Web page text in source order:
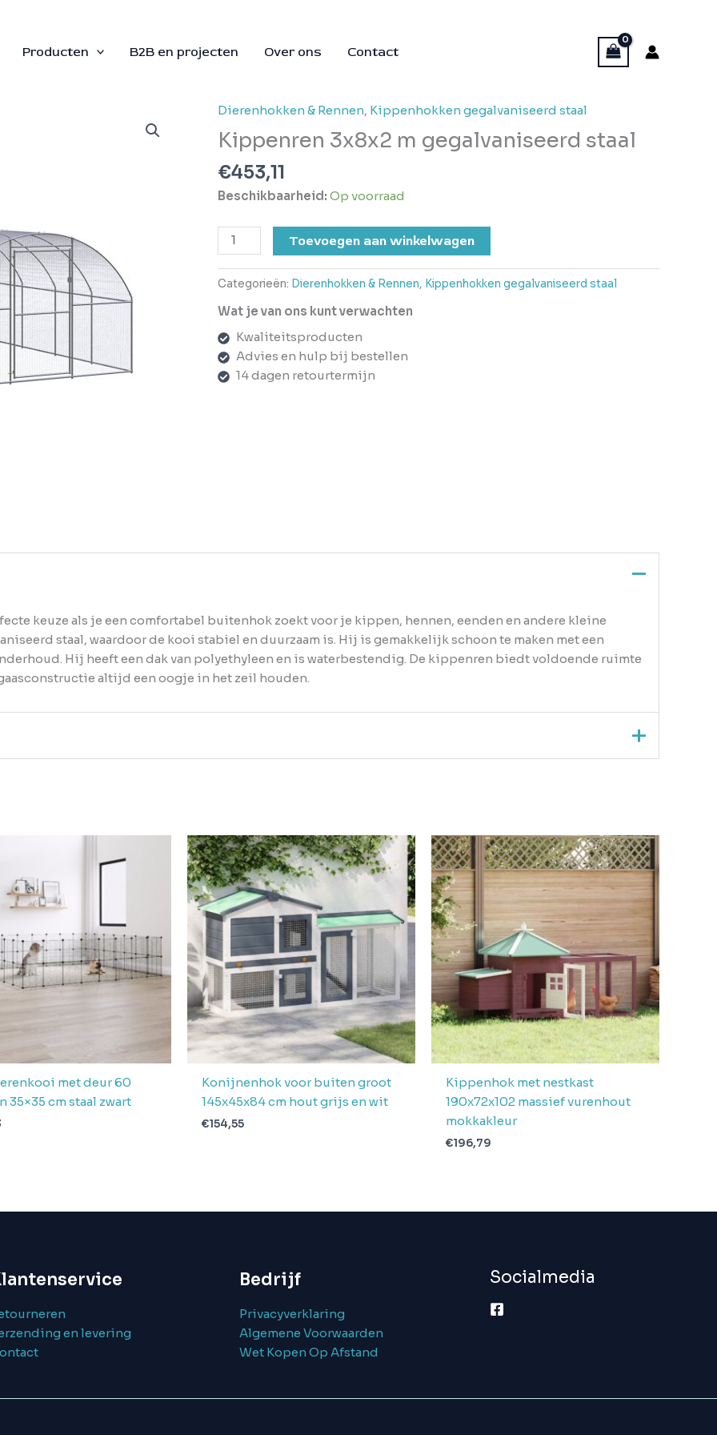
Producten B2B en projecten Over ons Contact
Dierenhokken & Rennen, Kippenhokken gegalvaniseerd staal
Kippenren 3x8x2 m gegalvaniseerd staal
€453,11
Beschikbaarheid: Op voorraad
Kippenren
3x8x2
m
gegalvaniseerd
staal
Toevoegen aan winkelwagen
Categorieën: Dierenhokken & Rennen, Kippenhokken gegalvaniseerd staal
Wat je van ons kunt verwachten
Kwaliteitsproducten
Advies en hulp bij bestellen
14 dagen retourtermijn
keuze als je een comfortabel buitenhok zoekt voor je kippen, hennen, eenden en andere kleine
staal, waardoor de kooi stabiel en duurzaam is. Hij is gemakkelijk schoon te maken met een
Hij heeft een dak van polyethyleen en is waterbestendig. De kippenren biedt voldoende ruimte
altijd een oogje in het zeil houden.
met deur 60
35×35 cm staal zwart
Konijnenhok voor buiten groot
145x45x84 cm hout grijs en wit
€154,55
Kippenhok met nestkast
190x72x102 massief vurenhout
mokkakleur
€196,79
en levering
Bedrijf
Privacyverklaring
Algemene Voorwaarden
Wet Kopen Op Afstand
Socialmedia